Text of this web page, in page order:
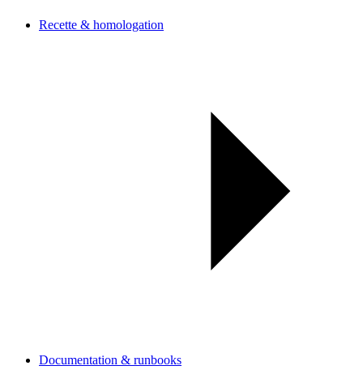
Recette & homologation
Documentation & runbooks